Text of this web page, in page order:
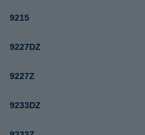
9215
9227DZ
9227Z
9233DZ